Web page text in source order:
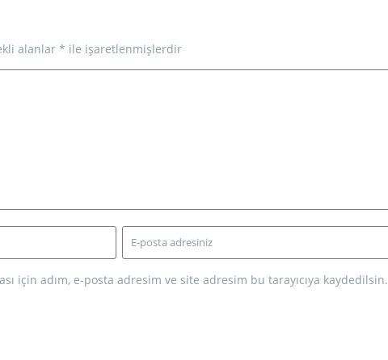
alanlar * ile işaretlenmişlerdir
için adım, e-posta adresim ve site adresim bu tarayıcıya kaydedilsin.